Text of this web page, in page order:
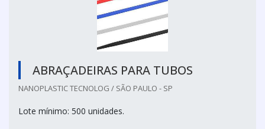
ABRAÇADEIRAS PARA TUBOS
NANOPLASTIC TECNOLOG / SÃO PAULO - SP
Lote mínimo: 500 unidades.